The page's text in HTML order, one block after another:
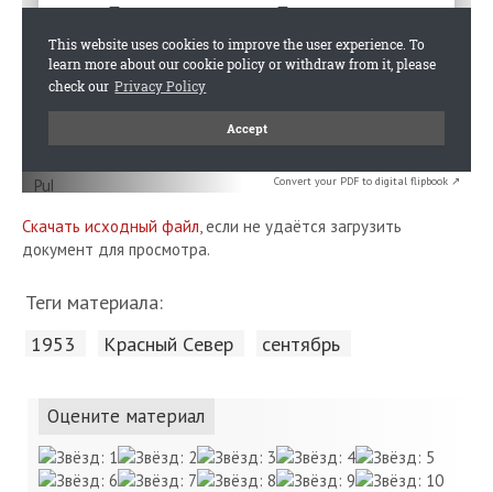
Convert your PDF to digital flipbook ↗
Скачать исходный файл, если не удаётся загрузить
документ для просмотра.
Теги материала:
1953 Красный Cевер сентябрь
Оцените материал